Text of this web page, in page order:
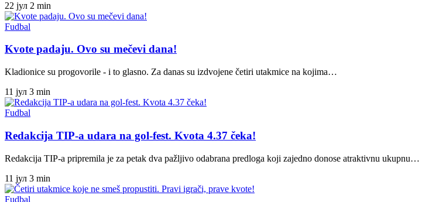
22 јул 2 min
Fudbal
Kvote padaju. Ovo su mečevi dana!
Kladionice su progovorile - i to glasno. Za danas su izdvojene četiri utakmice na kojima…
11 јул 3 min
Fudbal
Redakcija TIP-a udara na gol-fest. Kvota 4.37 čeka!
Redakcija TIP-a pripremila je za petak dva pažljivo odabrana predloga koji zajedno donose atraktivnu ukupnu…
11 јул 3 min
Fudbal